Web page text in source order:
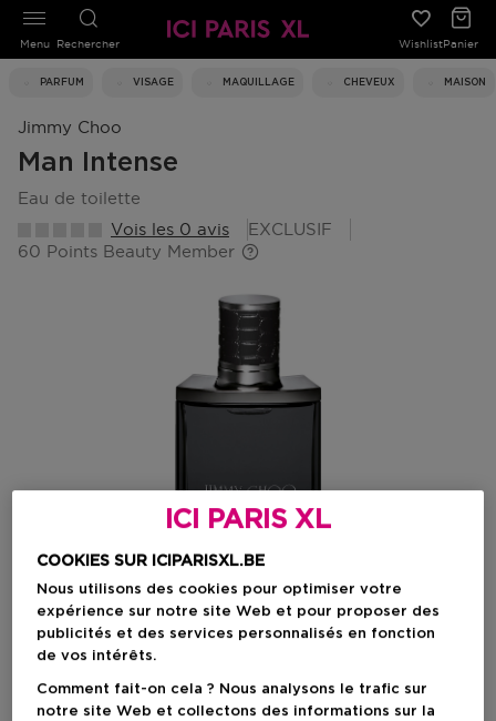
Rechercher WishlistPanier
PARFUM VISAGE MAQUILLAGE CHEVEUX MAISON
Menu
Jimmy Choo
Man Intense
eau de toilette
Vois les 0 avis
EXCLUSIF
60 Points Beauty Member
ICI PARIS XL
COOKIES SUR ICIPARISXL.BE
Nous utilisons des cookies pour optimiser votre
expérience sur notre site Web et pour proposer des
publicités et des services personnalisés en fonction
de vos intérêts.
Comment fait-on cela ? Nous analysons le trafic sur
notre site Web et collectons des informations sur la